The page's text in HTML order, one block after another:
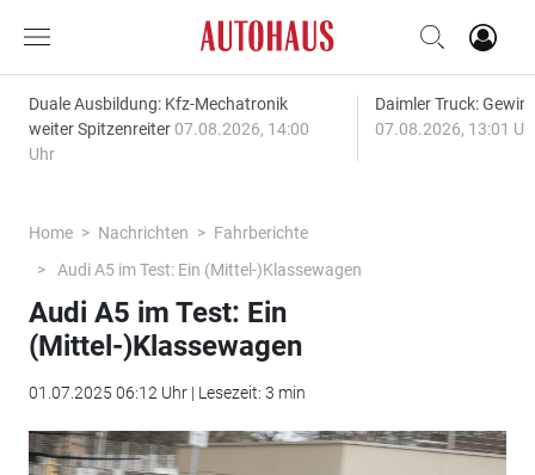
Duale Ausbildung: Kfz-Mechatronik
weiter Spitzenreiter 07.08.2026, 14:00
Uhr
Daimler Truck:
07.08.2026, 13:01
Home Nachrichten
Fahrberichte
Audi A5 im Test: Ein (Mittel-)Klassewagen
Audi A5 im Test: Ein
(Mittel-)Klassewagen
01.07.2025 06:12 Uhr | Lesezeit: 3 min